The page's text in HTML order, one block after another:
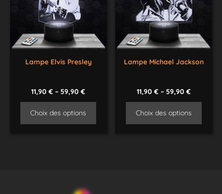
Lampe Elvis Presley
11,90€ –59,90€
Choix des options
Lampe Michael Jackson
11,90 €– 59,90 €
Choix des options